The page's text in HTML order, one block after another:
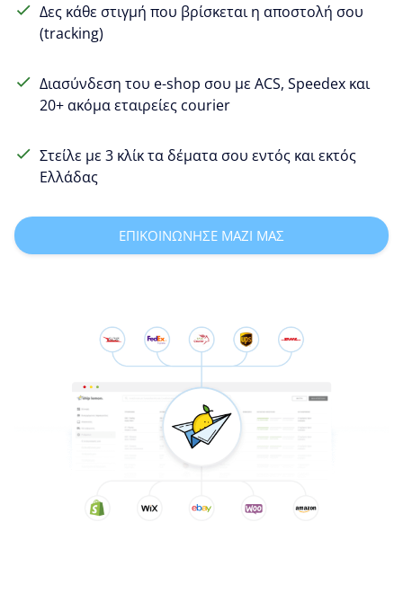
Δες κάθε στιγμή που βρίσκεται η αποστολή σου
(tracking)
Διασύνδεση του e-shop σου με ACS, Speedex και
20+ ακόμα εταιρείες courier
Στείλε με 3 κλίκ τα δέματα σου εντός και εκτός
Ελλάδας
ΕΠΙΚΟΙΝΩΝΗΣΕ ΜΑΖΙ ΜΑΣ